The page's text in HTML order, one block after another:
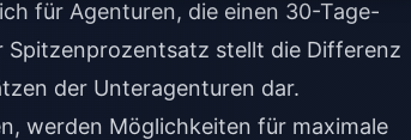
für Agenturen, die einen 30-Tage-
Spitzenprozentsatz stellt die Differenz
der Unteragenturen dar.
werden Möglichkeiten für maximale